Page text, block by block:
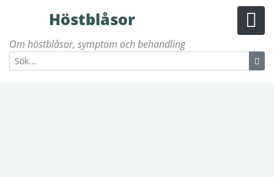
Höstblåsor
Om höstblåsor, symptom och behandling